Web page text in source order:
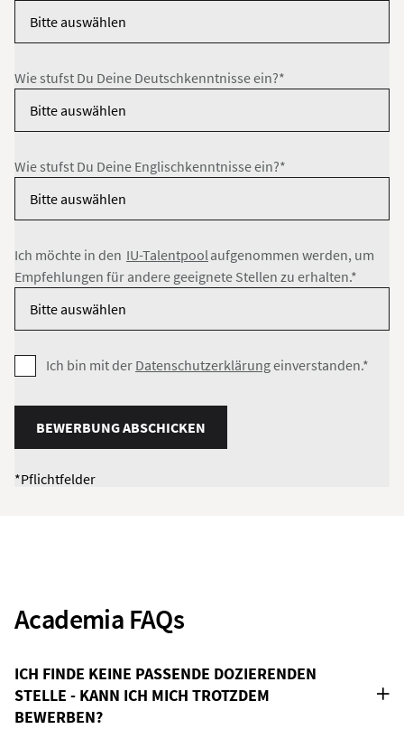
Wie stufst Du Deine Deutschkenntnisse ein?*
Wie stufst Du Deine Englischkenntnisse ein?*
Ich möchte in den IU-Talentpoolaufgenommen werden, um
Empfehlungen für andere geeignete Stellen zu erhalten.*
Ich bin mit der Datenschutzerklärungeinverstanden.*
BEWERBUNG ABSCHICKEN
*Pflichtfelder
Academia FAQs
ICH FINDE KEINE PASSENDE DOZIERENDEN
STELLE - KANN ICH MICH TROTZDEM
BEWERBEN?